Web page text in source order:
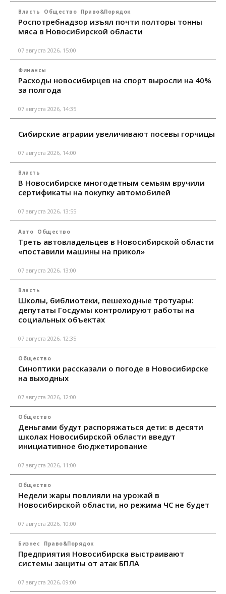
Власть Общество Право&Порядок
Роспотребнадзор изъял почти полторы тонны
мяса в Новосибирской области
07 августа 2026, 15:00
Финансы
Расходы новосибирцев на спорт выросли на 40%
за полгода
07 августа 2026, 14:35
Сибирские аграрии увеличивают посевы горчицы
07 августа 2026, 14:00
Власть
В Новосибирске многодетным семьям вручили
сертификаты на покупку автомобилей
07 августа 2026, 13:55
Авто Общество
Треть автовладельцев в Новосибирской области
«поставили машины на прикол»
07 августа 2026, 13:00
Власть
Школы, библиотеки, пешеходные тротуары:
депутаты Госдумы контролируют работы на
социальных объектах
07 августа 2026, 12:35
Общество
Синоптики рассказали о погоде в Новосибирске
на выходных
07 августа 2026, 12:00
Общество
Деньгами будут распоряжаться дети: в десяти
школах Новосибирской области введут
инициативное бюджетирование
07 августа 2026, 11:00
Общество
Недели жары повлияли на урожай в
Новосибирской области, но режима ЧС не будет
07 августа 2026, 10:00
Бизнес Право&Порядок
Предприятия Новосибирска выстраивают
системы защиты от атак БПЛА
07 августа 2026, 09:00